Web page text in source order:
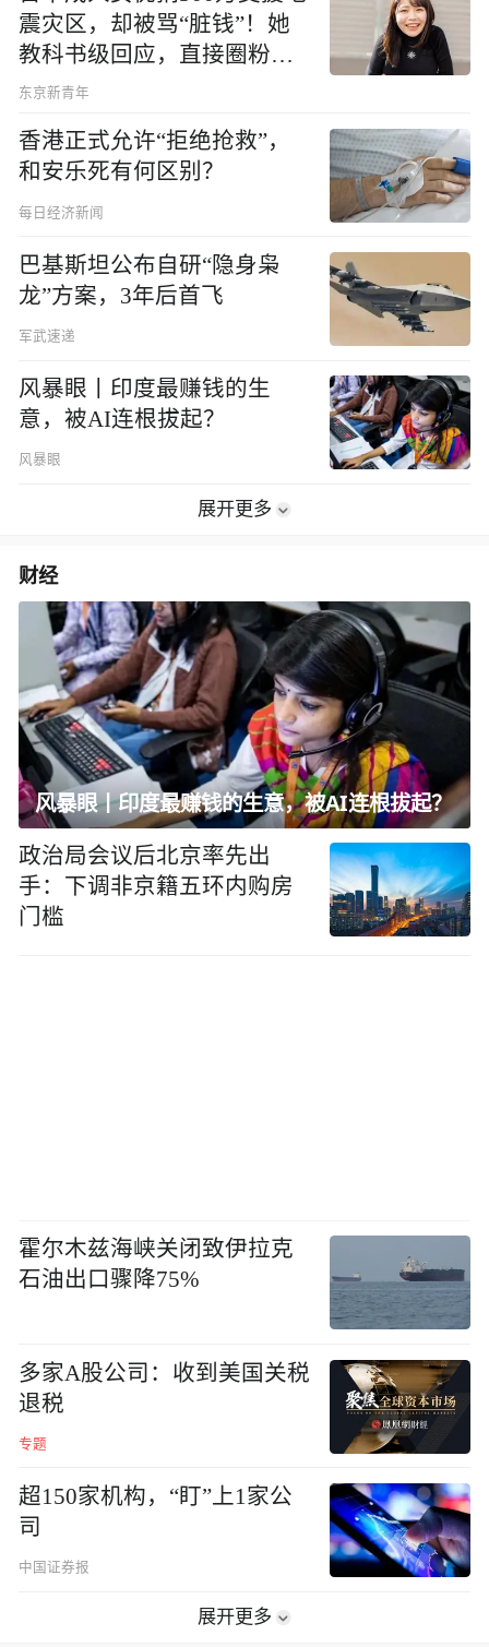
震灾区，却被骂“脏钱”！她
教科书级回应，直接圈粉无
数
东京新青年
香港正式允许“拒绝抢救”，
和安乐死有何区别？
每日经济新闻
巴基斯坦公布自研“隐身枭
龙”方案，3年后首飞
军武速递
风暴眼丨印度最赚钱的生
意，被AI连根拔起？
风暴眼
展开更多
财经
风暴眼丨印度最赚钱的生意，被AI连根拔起？
政治局会议后北京率先出
手：下调非京籍五环内购房
门槛
霍尔木兹海峡关闭致伊拉克
石油出口骤降75%
多家A股公司：收到美国关税
退税
专题
超150家机构，“盯”上1家公
司
中国证券报
展开更多